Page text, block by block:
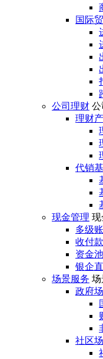
国际
公司理财 公
理财
代销
现金管理 现
多级
收付
资金
银企
场景服务 场
政府
社区